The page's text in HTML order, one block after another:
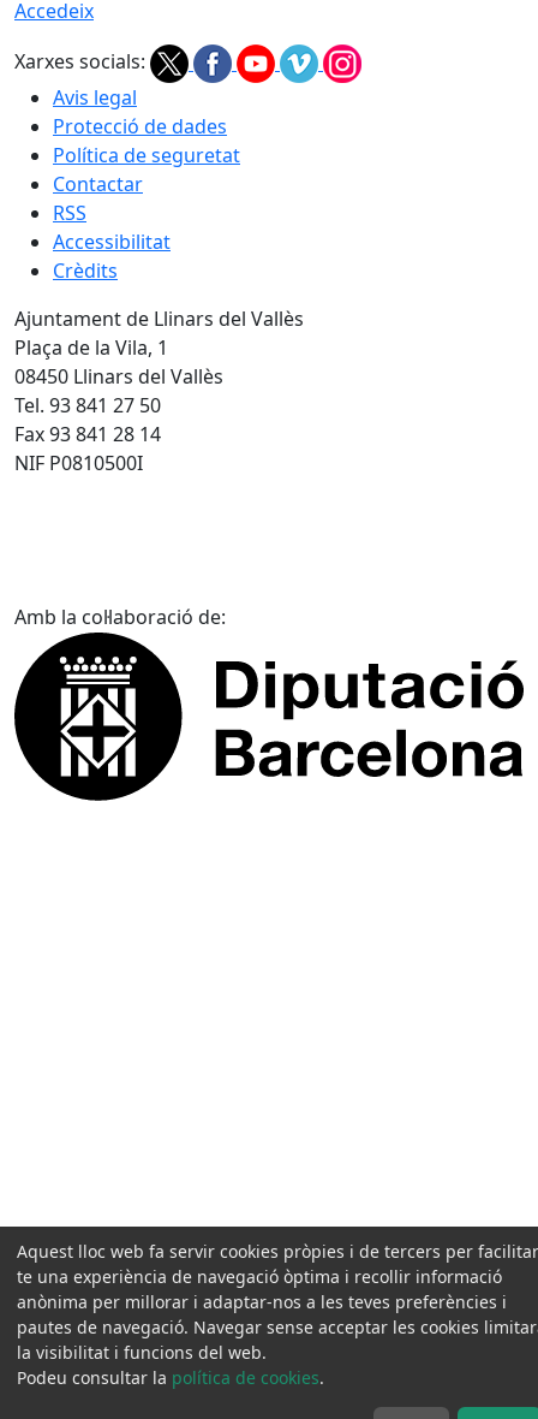
Accedeix
Xarxes socials:
Avis legal
Protecció de dades
Política de seguretat
Contactar
RSS
Accessibilitat
Crèdits
Ajuntament de Llinars del Vallès
Plaça de la Vila, 1
08450 Llinars del Vallès
Tel. 93 841 27 50
Fax 93 841 28 14
NIF P0810500I
Amb la col·laboració de:
Aquest lloc web fa servir cookies pròpies i de tercers per
te una experiència de navegació òptima i recollir informació
anònima per millorar i adaptar-nos a les teves preferències i
pautes de navegació. Navegar sense acceptar les cookies
la visibilitat i funcions del web.
Podeu consultar la política de cookies.